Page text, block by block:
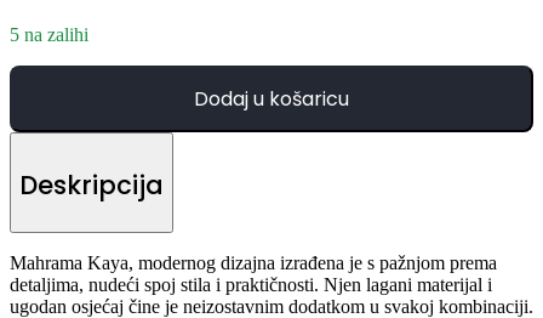
5 na zalihi
Dodaj u košaricu
Deskripcija
Mahrama Kaya, modernog dizajna izrađena je s pažnjom prema
detaljima, nudeći spoj stila i praktičnosti. Njen lagani materijal i
ugodan osjećaj čine je neizostavnim dodatkom u svakoj kombinaciji.